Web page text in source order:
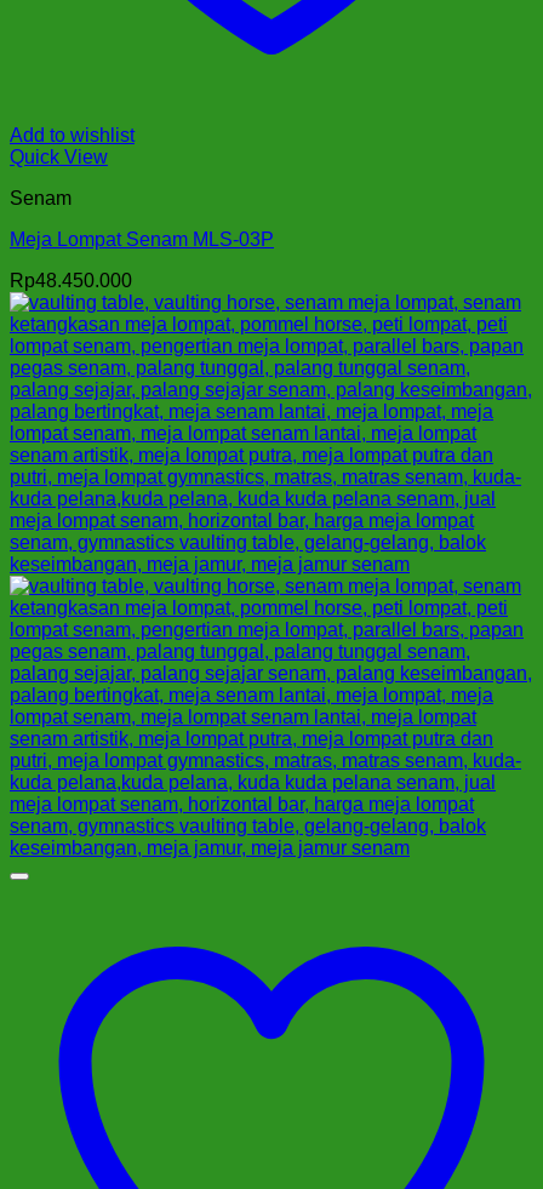
Add to wishlist
Quick View
Senam
Meja Lompat Senam MLS-03P
Rp48.450.000